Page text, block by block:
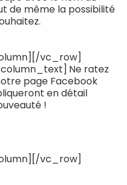
de même la possibilité
vc_row]
Ne ratez
page Facebook
en détail
!
vc_row]